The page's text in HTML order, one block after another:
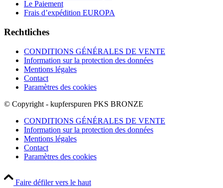
Le Paiement
Frais d’expédition EUROPA
Rechtliches
CONDITIONS GÉNÉRALES DE VENTE
Information sur la protection des données
Mentions légales
Contact
Paramètres des cookies
© Copyright - kupferspuren PKS BRONZE
CONDITIONS GÉNÉRALES DE VENTE
Information sur la protection des données
Mentions légales
Contact
Paramètres des cookies
Faire défiler vers le haut